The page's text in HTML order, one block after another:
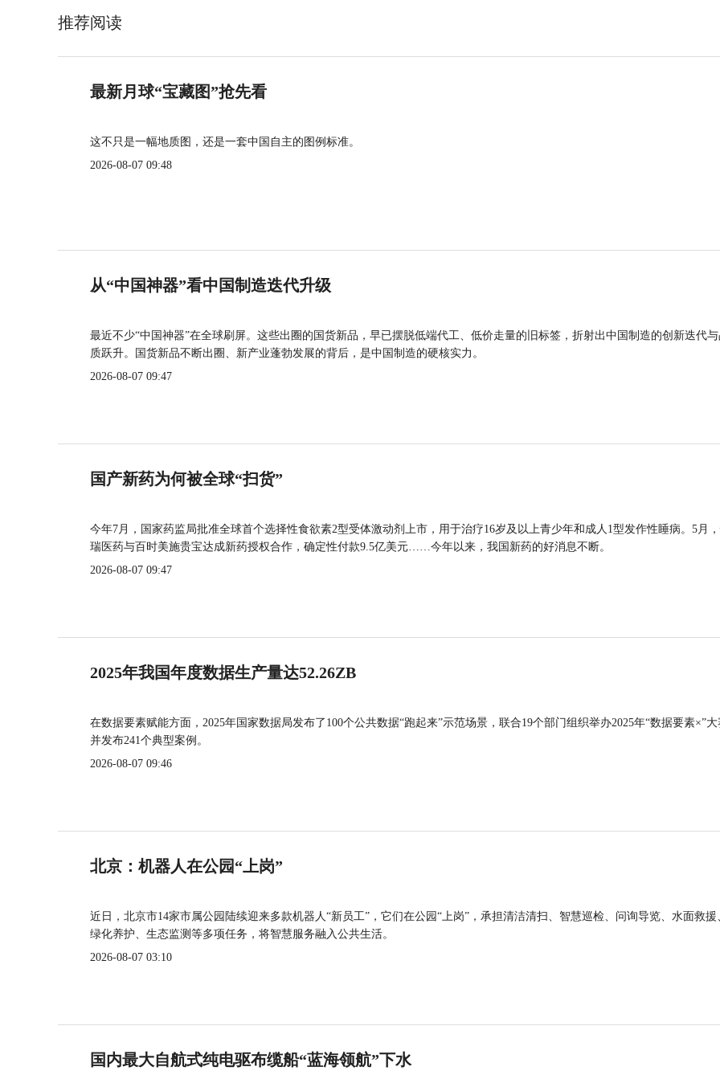
推荐阅读
最新月球“宝藏图”抢先看
这不只是一幅地质图，还是一套中国自主的图例标准。
2026-08-07 09:48
从“中国神器”看中国制造迭代升级
最近不少“中国神器”在全球刷屏。这些出圈的国货新品，早已摆脱低端代工、低价走量的旧标签，折射出中国制造的创新迭代
质跃升。国货新品不断出圈、新产业蓬勃发展的背后，是中国制造的硬核实力。
2026-08-07 09:47
国产新药为何被全球“扫货”
今年7月，国家药监局批准全球首个选择性食欲素2型受体激动剂上市，用于治疗16岁及以上青少年和成人1型发作性睡病。5月
瑞医药与百时美施贵宝达成新药授权合作，确定性付款9.5亿美元……今年以来，我国新药的好消息不断。
2026-08-07 09:47
2025年我国年度数据生产量达52.26ZB
在数据要素赋能方面，2025年国家数据局发布了100个公共数据“跑起来”示范场景，联合19个部门组织举办2025年“数据要素×”大
并发布241个典型案例。
2026-08-07 09:46
北京：机器人在公园“上岗”
近日，北京市14家市属公园陆续迎来多款机器人“新员工”，它们在公园“上岗”，承担清洁清扫、智慧巡检、问询导览、水面救援
绿化养护、生态监测等多项任务，将智慧服务融入公共生活。
2026-08-07 03:10
国内最大自航式纯电驱布缆船“蓝海领航”下水